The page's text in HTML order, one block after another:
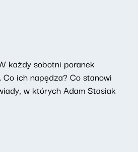
każdy sobotni poranek
ich napędza? Co stanowi
w których Adam Stasiak